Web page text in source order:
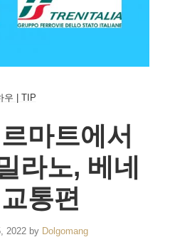
우 | TIP
마트에서
라노, 베네
통편
2022 by Dolgomang